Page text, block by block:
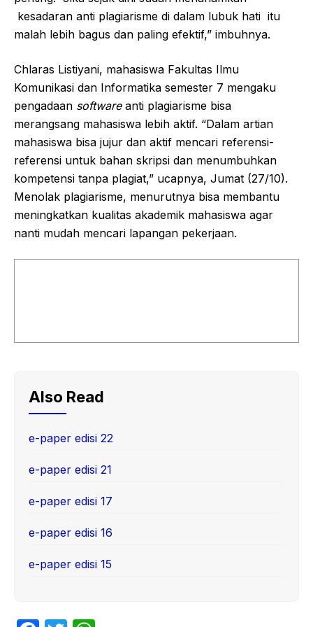
kesadaran anti plagiarisme di dalam lubuk hati itu
malah lebih bagus dan paling efektif,” imbuhnya.
Chlaras Listiyani, mahasiswa Fakultas Ilmu
Komunikasi dan Informatika semester 7 mengaku
pengadaan softwareanti plagiarisme bisa
merangsang mahasiswa lebih aktif. “Dalam artian
mahasiswa bisa jujur dan aktif mencari referensi-
referensi untuk bahan skripsi dan menumbuhkan
kompetensi tanpa plagiat,” ucapnya, Jumat (27/10).
Menolak plagiarisme, menurutnya bisa membantu
meningkatkan kualitas akademik mahasiswa agar
nanti mudah mencari lapangan pekerjaan.
Also Read
e-paper edisi 22
e-paper edisi 21
e-paper edisi 17
e-paper edisi 16
e-paper edisi 15